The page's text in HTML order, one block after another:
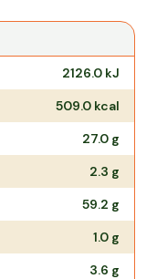
2126.0 kJ
509.0 kcal
27.0 g
2.3 g
59.2 g
1.0 g
3.6 g